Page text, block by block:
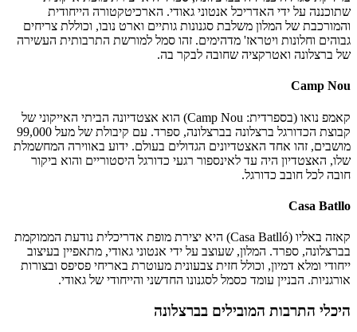
שתוכננה על ידי האדריכל אנטוני גאודי. הארכיטקטורה הייחודית
והמורכבת של המלון משלבת סגנונות גותיים וארט נובו, וכוללת צריחים
גבוהים וחלונות ויטראז' מדהימים. זהו סמל למורשת התרבותית העשירה
של ברצלונה ואטרקציה שחובה לבקר בה.
Camp Nou
קאמפ נואו (בספרדית: Camp Nou) הוא אצטדיונה הביתי האייקוני של
קבוצת הכדורגל ברצלונה בברצלונה, ספרד. עם קיבולת של מעל 99,000
מושבים, זהו אחד האצטדיונים הגדולים בעולם. ידוע באווירה המחשמלת
שלו, האצטדיון היה עד לאינספור רגעי כדורגל היסטוריים והוא ביקור
חובה לכל חובב כדורגל.
Casa Batllo
קאזה באליו (Casa Batlló) היא יצירת מופת אדריכלית נודעת הממוקמת
בברצלונה, ספרד. המלון, שעוצב על ידי אנטוני גאודי, מתאפיין בעיצוב
ייחודי ומלא דמיון, וכולל חזית צבעונית מעוטרת באריחי פסיפס ובצורות
אורגניות. הבניין עומד כסמל לסגנונו החדשני והייחודי של גאודי.
היכלי התרבות המובילים בברצלונה